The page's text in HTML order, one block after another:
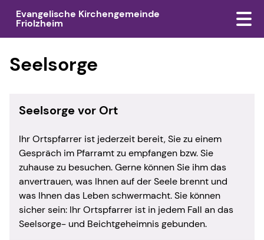
Evangelische Kirchengemeinde
Friolzheim
Seelsorge
Seelsorge vor Ort
Ihr Ortspfarrer ist jederzeit bereit, Sie zu einem
Gespräch im Pfarramt zu empfangen bzw. Sie
zuhause zu besuchen. Gerne können Sie ihm das
anvertrauen, was Ihnen auf der Seele brennt und
was Ihnen das Leben schwermacht. Sie können
sicher sein: Ihr Ortspfarrer ist in jedem Fall an das
Seelsorge- und Beichtgeheimnis gebunden.